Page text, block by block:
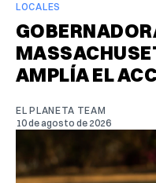
LOCALES
AMPLÍA EL
EL PLANETA TEAM
10 de agosto de 2026